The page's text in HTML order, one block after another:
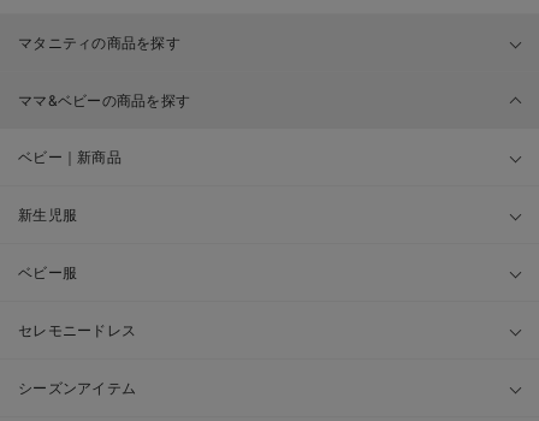
マタニティの商品を探す
ママ&ベビーの商品を探す
ベビー｜新商品
新生児服
ベビー服
セレモニードレス
シーズンアイテム